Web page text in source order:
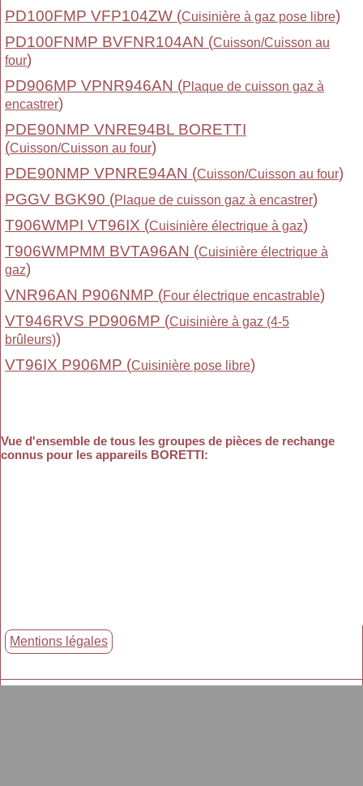
PD100FMP VFP104ZW (Cuisinière à gaz pose libre)
PD100FNMP BVFNR104AN (Cuisson/Cuisson au
four)
PD906MP VPNR946AN (Plaque de cuisson gaz à
encastrer)
PDE90NMP VNRE94BL BORETTI
(Cuisson/Cuisson au four)
PDE90NMP VPNRE94AN (Cuisson/Cuisson au four)
PGGV BGK90 (Plaque de cuisson gaz à encastrer)
T906WMPI VT96IX (Cuisinière électrique à gaz)
T906WMPMM BVTA96AN (Cuisinière électrique à
gaz)
VNR96AN P906NMP (Four électrique encastrable)
VT946RVS PD906MP (Cuisinière à gaz (4-5
brûleurs))
VT96IX P906MP (Cuisinière pose libre)
Vue d'ensemble de tous les groupes de pièces de rechange
connus pour les appareils BORETTI:
Mentions légales